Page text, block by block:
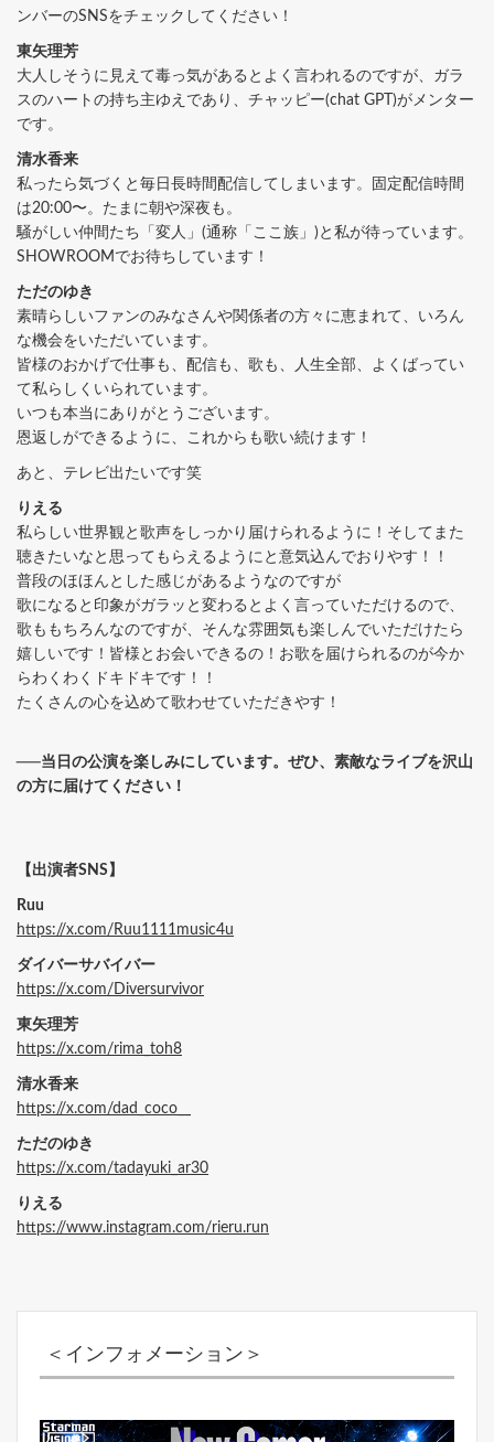
ンバーのSNSをチェックしてください！
東矢理芳
大人しそうに見えて毒っ気があるとよく言われるのですが、ガラ
スのハートの持ち主ゆえであり、チャッピー(chat GPT)がメンター
です。
清水香来
私ったら気づくと毎日長時間配信してしまいます。固定配信時間
は20:00〜。たまに朝や深夜も。
騒がしい仲間たち「変人」(通称「ここ族」)と私が待っています。
SHOWROOMでお待ちしています！
ただのゆき
素晴らしいファンのみなさんや関係者の方々に恵まれて、いろん
な機会をいただいています。
皆様のおかげで仕事も、配信も、歌も、人生全部、よくばってい
て私らしくいられています。
いつも本当にありがとうございます。
恩返しができるように、これからも歌い続けます！
あと、テレビ出たいです笑
りえる
私らしい世界観と歌声をしっかり届けられるように！そしてまた
聴きたいなと思ってもらえるようにと意気込んでおりやす！！
普段のほほんとした感じがあるようなのですが
歌になると印象がガラッと変わるとよく言っていただけるので、
歌ももちろんなのですが、そんな雰囲気も楽しんでいただけたら
嬉しいです！皆様とお会いできるの！お歌を届けられるのが今か
らわくわくドキドキです！！
たくさんの心を込めて歌わせていただきやす！
──当日の公演を楽しみにしています。ぜひ、素敵なライブを沢山
の方に届けてください！
【出演者SNS】
Ruu
https://x.com/Ruu1111music4u
ダイバーサバイバー
https://x.com/Diversurvivor
東矢理芳
https://x.com/rima_toh8
清水香来
https://x.com/dad_coco__
ただのゆき
https://x.com/tadayuki_ar30
りえる
https://www.instagram.com/rieru.run
＜インフォメーション＞